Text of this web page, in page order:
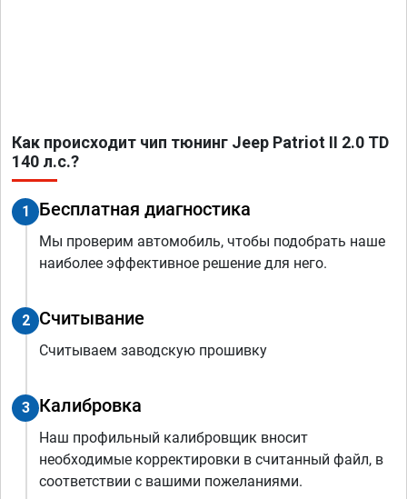
Как происходит чип тюнинг Jeep Patriot II 2.0 TD
140 л.с.?
1 Бесплатная диагностика
Мы проверим автомобиль, чтобы подобрать наше
наиболее эффективное решение для него.
2 Считывание
Считываем заводскую прошивку
3 Калибровка
Наш профильный калибровщик вносит
необходимые корректировки в считанный файл, в
соответствии с вашими пожеланиями.